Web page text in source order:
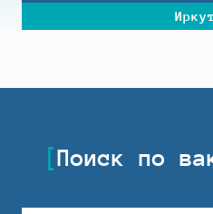
Поиск по